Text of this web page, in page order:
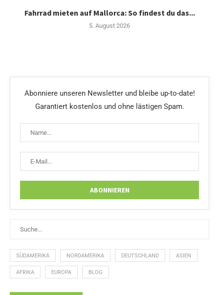
Fahrrad mieten auf Mallorca: So findest du das...
5. August 2026
Abonniere unseren Newsletter und bleibe up-to-date!
Garantiert kostenlos und ohne lästigen Spam.
SÜDAMERIKA NORDAMERIKA DEUTSCHLAND ASIEN
AFRIKA EUROPA BLOG